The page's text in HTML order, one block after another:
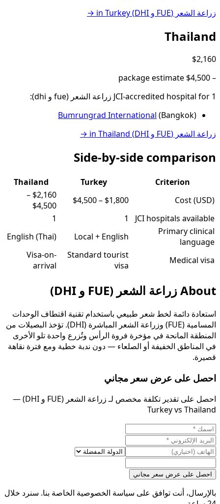
زراعة الشعر (FUE و DHI)
Turkey
→
Thailand
$2,160
–
$4,500
1
for زراعة الشعر (fue و dhi)
:
Bumrungrad International (Bangkok)
زراعة الشعر (FUE و DHI)
Thailand
→
Side-by-side comparison
Criterion
Turkey
Thailand
Cost (USD)
$1,800
–
$4,500
$2,160
–
$4,500
JCI hospitals available
1
1
Primary clinical
language
Local + English
English (Thai)
Medical visa
Standard tourist
visa
Visa-on-
arrival
Aboutزراعة الشعر (FUE و DHI)
استعادة دائمة لخط شعر طبيعي باستخدام تقنية اقتطاف الوحدات
المسامية (FUE) وزراعة الشعر المباشرة (DHI). تؤخذ البصيلات من
المنطقة المانحة في مؤخرة فروة الرأس وتُزرع واحدة تلو الأخرى
في المناطق الخفيفة أو الصلعاء — دون ندبة خطية ومع فترة نقاهة
قصيرة.
احصل على عرض سعر مجاني
احصل على تقدير تكلفة مخصص لـ زراعة الشعر (FUE و DHI) —
Turkey vs Thailand
احصل على عرض سعر مجاني
بالإرسال، أنت توافق على سياسة الخصوصية الخاصة بنا. سنرد خلال